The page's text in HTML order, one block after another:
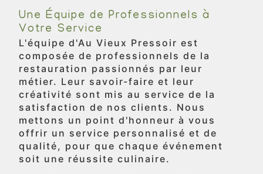
Une Équipe de Professionnels à
Votre Service
L'équipe d'Au Vieux Pressoir est
composée de professionnels de la
restauration passionnés par leur
métier. Leur savoir-faire et leur
créativité sont mis au service de la
satisfaction de nos clients. Nous
mettons un point d'honneur à vous
offrir un service personnalisé et de
qualité, pour que chaque événement
soit une réussite culinaire.